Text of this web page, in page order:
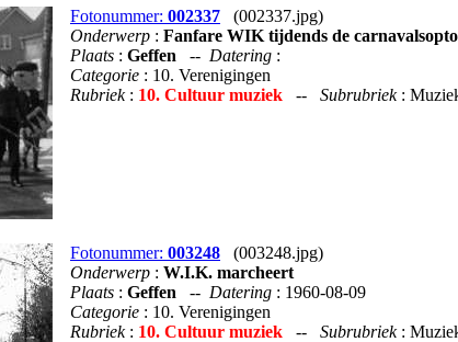
Fotonummer: 002337 (002337.jpg)
Onderwerp : Fanfare WIK tijdends de
Plaats : Geffen -- Datering :
Categorie : 10. Verenigingen
Rubriek : 10. Cultuur muziek -- Subrubriek :
Fotonummer: 003248 (003248.jpg)
Onderwerp : W.I.K. marcheert
Plaats : Geffen -- Datering : 1960-08-09
Categorie : 10. Verenigingen
Rubriek : 10. Cultuur muziek -- Subrubriek :